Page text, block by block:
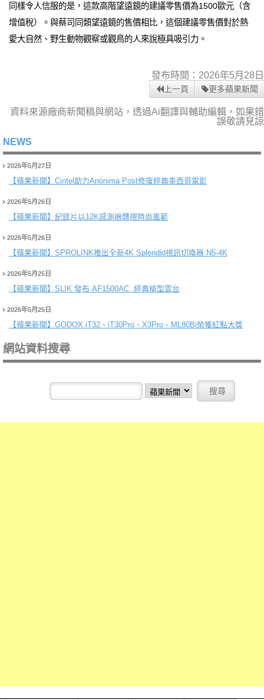
同樣令人信服的是，這款高階望遠鏡的建議零售價為1500歐元（含
增值稅）。與蔡司同類望遠鏡的售價相比，這個建議零售價對於熱
愛大自然、野生動物觀察或觀鳥的人來說極具吸引力。
發布時間：2026年5月28日
上一頁 更多蘋果新聞
資料來源廠商新聞稿與網站，透過Ai翻譯與輔助編輯，如果錯
誤敬請見諒
NEWS
2026年5月27日
【蘋果新聞】 Cintel助力Anónima Post修復經典墨西哥電影
2026年5月26日
【蘋果新聞】 紀錄片以12K感測器體現時尚風範
2026年5月26日
【蘋果新聞】 SPROLINK推出全新4K Splendid視訊切換器 N5-4K
2026年5月25日
【蘋果新聞】 SLIK 發布 AF1500AC 經典槍型雲台
2026年5月25日
【蘋果新聞】 GODOX iT32、iT30Pro、X3Pro、ML80Bi榮獲紅點大獎
網站資料搜尋